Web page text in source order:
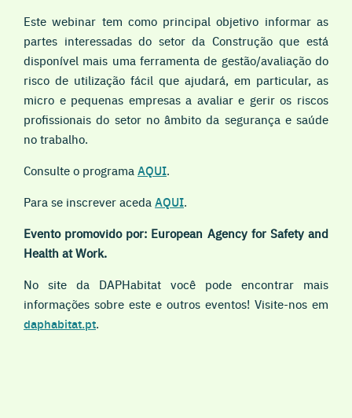
Este webinar tem como principal objetivo informar as
partes interessadas do setor da Construção que está
disponível mais uma ferramenta de gestão/avaliação do
risco de utilização fácil que ajudará, em particular, as
micro e pequenas empresas a avaliar e gerir os riscos
profissionais do setor no âmbito da segurança e saúde
no trabalho.
Consulte o programa AQUI.
Para se inscrever aceda AQUI.
Evento promovido por: European Agency for Safety and
Health at Work.
No site da DAPHabitat você pode encontrar mais
informações sobre este e outros eventos! Visite-nos em
daphabitat.pt.